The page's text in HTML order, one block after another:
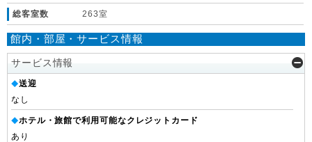
総客室数 263室
館内・部屋・サービス情報
サービス情報
◆送迎
なし
◆ホテル・旅館で利用可能なクレジットカード
あり